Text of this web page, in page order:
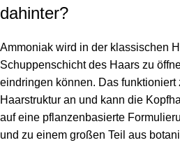
dahinter?
Ammoniak wird in der klassischen
Schuppenschicht des Haars zu
eindringen können. Das
Haarstruktur an und kann die
auf eine pflanzenbasierte
und zu einem großen Teil aus